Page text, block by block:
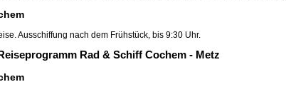
Ausschiffung nach dem Frühstück, bis 9:30 Uhr.
Rad & Schiff Cochem - Metz